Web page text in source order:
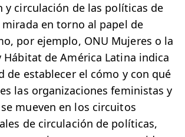
y circulación de las políticas de
mirada en torno al papel de
por ejemplo, ONU Mujeres o la
Hábitat de América Latina indica
de establecer el cómo y con qué
las organizaciones feministas y
mueven en los circuitos
de circulación de políticas,